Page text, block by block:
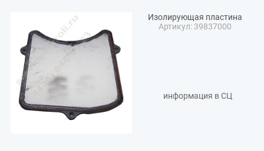
Изолирующая пластина
Артикул: 39837000
информация в СЦ